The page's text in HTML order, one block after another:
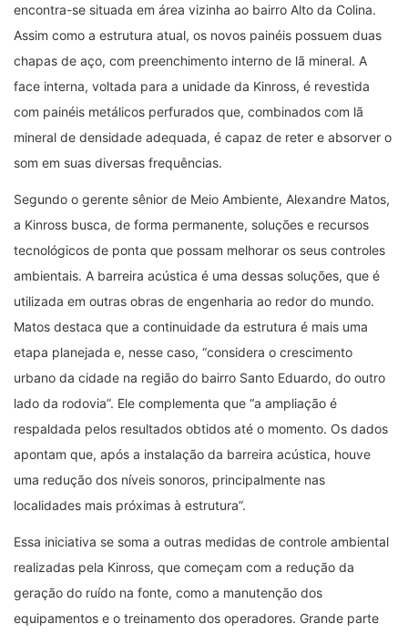
encontra-se situada em área vizinha ao bairro Alto da Colina.
Assim como a estrutura atual, os novos painéis possuem duas
chapas de aço, com preenchimento interno de lã mineral. A
face interna, voltada para a unidade da Kinross, é revestida
com painéis metálicos perfurados que, combinados com lã
mineral de densidade adequada, é capaz de reter e absorver o
som em suas diversas frequências.
Segundo o gerente sênior de Meio Ambiente, Alexandre Matos,
a Kinross busca, de forma permanente, soluções e recursos
tecnológicos de ponta que possam melhorar os seus controles
ambientais. A barreira acústica é uma dessas soluções, que é
utilizada em outras obras de engenharia ao redor do mundo.
Matos destaca que a continuidade da estrutura é mais uma
etapa planejada e, nesse caso, “considera o crescimento
urbano da cidade na região do bairro Santo Eduardo, do outro
lado da rodovia”. Ele complementa que “a ampliação é
respaldada pelos resultados obtidos até o momento. Os dados
apontam que, após a instalação da barreira acústica, houve
uma redução dos níveis sonoros, principalmente nas
localidades mais próximas à estrutura”.
Essa iniciativa se soma a outras medidas de controle ambiental
realizadas pela Kinross, que começam com a redução da
geração do ruído na fonte, como a manutenção dos
equipamentos e o treinamento dos operadores. Grande parte